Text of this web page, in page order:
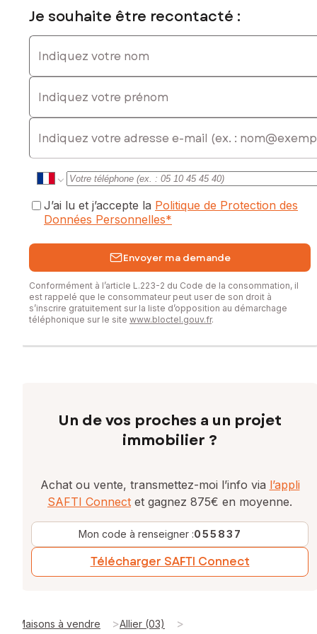
Je souhaite être recontacté :
Indiquez votre nom
Indiquez votre prénom
E-mail
J’ai lu et j’accepte la Politique de Protection des
Données Personnelles*
Envoyer ma demande
Conformément à l’article L.223-2 du Code de la consommation, il
est rappelé que le consommateur peut user de son droit à
s’inscrire gratuitement sur la liste d’opposition au démarchage
téléphonique sur le site www.bloctel.gouv.fr.
Un de vos proches a un projet
immobilier ?
Achat ou vente, transmettez-moi l’info via l’appli
SAFTI Connect et gagnez 875€ en moyenne.
Mon code à renseigner :055837
Télécharger SAFTI Connect
Maisons à vendre >Allier (03) >